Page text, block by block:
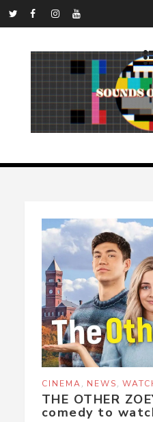
CINEMA NEWS
THE OTHER
comedy to